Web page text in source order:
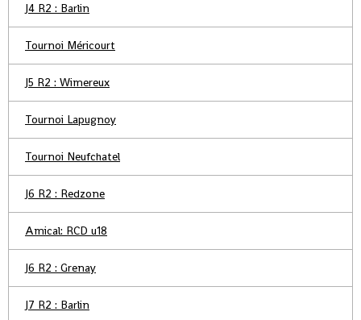
J4 R2 : Barlin
Tournoi Méricourt
J5 R2 : Wimereux
Tournoi Lapugnoy
Tournoi Neufchatel
J6 R2 : Redzone
Amical: RCD u18
J6 R2 : Grenay
J7 R2 : Barlin